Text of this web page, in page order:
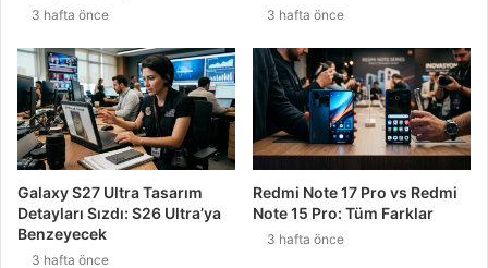
3 hafta önce 3 hafta önce
Galaxy S27 Ultra Tasarım
Detayları Sızdı: S26 Ultra’ya
Benzeyecek
3 hafta önce
Redmi Note 17 Pro vs Redmi
Note 15 Pro: Tüm Farklar
3 hafta önce